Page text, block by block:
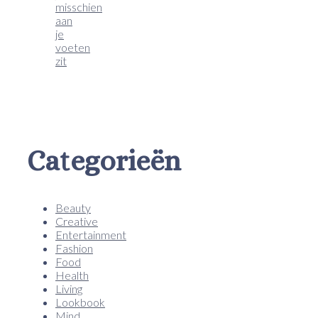
misschien
aan
je
voeten
zit
Categorieën
Beauty
Creative
Entertainment
Fashion
Food
Health
Living
Lookbook
Mind